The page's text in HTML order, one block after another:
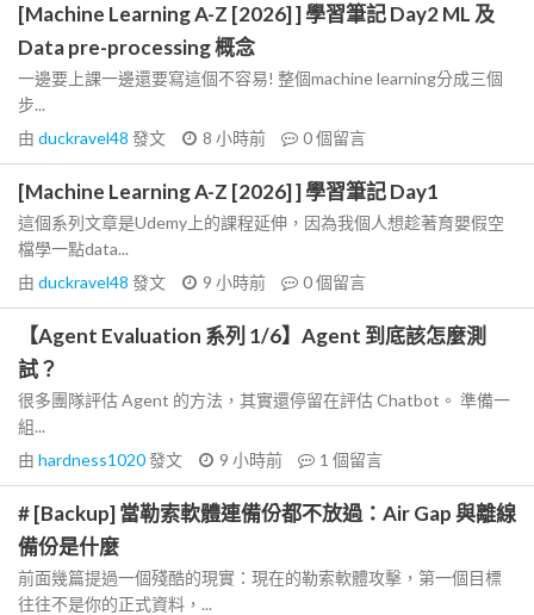
[Machine Learning A-Z [2026] ] 學習筆記 Day2 ML 及
Data pre-processing 概念
一邊要上課一邊還要寫這個不容易! 整個machine learning分成三個
步...
由 duckravel48 發文 8 小時前 0個留言
[Machine Learning A-Z [2026] ] 學習筆記 Day1
這個系列文章是Udemy上的課程延伸，因為我個人想趁著育嬰假空
檔學一點data...
由 duckravel48 發文 9 小時前 0個留言
【Agent Evaluation 系列 1/6】Agent 到底該怎麼測
試？
很多團隊評估 Agent 的方法，其實還停留在評估 Chatbot。 準備一
組...
由 hardness1020發文 9 小時前 1 個留言
# [Backup] 當勒索軟體連備份都不放過：Air Gap 與離線
備份是什麼
前面幾篇提過一個殘酷的現實：現在的勒索軟體攻擊，第一個目標
往往不是你的正式資料，...